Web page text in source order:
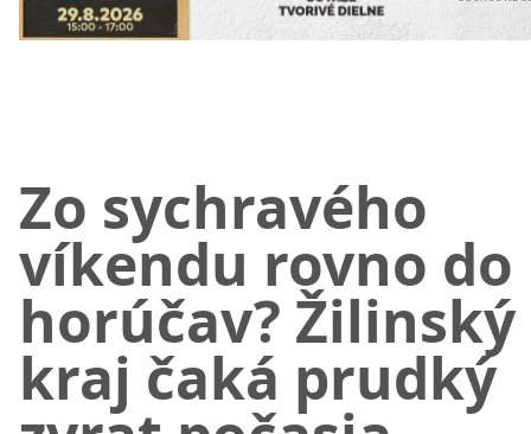
Zo sychravého
víkendu rovno do
horúčav? Žilinský
kraj čaká prudký